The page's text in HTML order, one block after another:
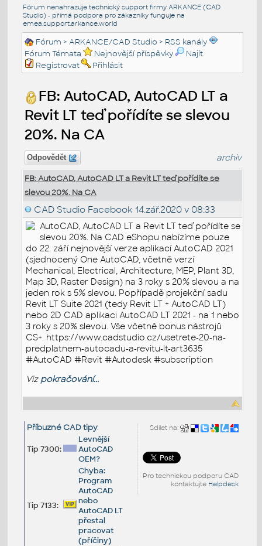
Fórum nenahrazuje technický support firmy ARKANCE (CAD
Studio) - přímá podpora pro zákazníky funguje na
emea.support.arkance.world
Fórum >ARKANCE/CAD Studio > RSS kanály
Fórum Témata
Nejnovější příspěvky
Najít
Registrovat
Přihlásit
FB: AutoCAD, AutoCAD LT a
Revit LT teď pořídíte se slevou
20%. Na CA
Odpovědět archiv
FB: AutoCAD, AutoCAD LT a Revit LT teď pořídíte se
slevou 20%. Na CA
CAD Studio Facebook 14.zář.2020 v 08:33
AutoCAD, AutoCAD LT a Revit LT teď pořídíte se
slevou 20%. Na CAD eShopu nabízíme pouze
do 22. září nejnovější verze aplikací AutoCAD 2021
(sjednocený One AutoCAD, včetně verzí
Mechanical, Electrical, Architecture, MEP, Plant 3D,
Map 3D, Raster Design) na 3 roky s 20% slevou a na
jeden rok s 5% slevou. Popřípadě projekční sadu
Revit LT Suite 2021 (tedy Revit LT + AutoCAD LT)
nebo 2D CAD aplikaci AutoCAD LT 2021 - na 1 nebo
3 roky s 20% slevou. Vše včetně bonus nástrojů
CS+. https://www.cadstudio.cz/usetrete-20-na-
predplatnem-autocadu-a-revitu-lt-art3635
#AutoCAD #Revit #Autodesk #subscription
Viz pokračování...
Sdílet na:
Pro technickou podporu CAD
kontaktujte Helpdesk
Příbuzné CAD tipy:
Tip 7300:
Levnější
AutoCAD
OEM?
Tip 7133:
Chyba:
Program
AutoCAD
nebo
AutoCAD LT
přestal
pracovat
(příčiny)